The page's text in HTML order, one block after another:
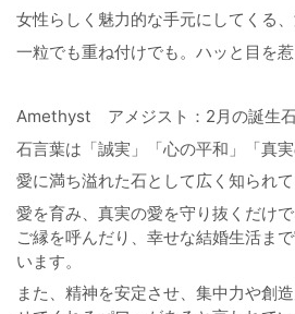
女性らしく魅力的な手元にしてくる、
一粒でも重ね付けでも。ハッと目を惹
Amethyst アメジスト：2月の誕生
石言葉は「誠実」「心の平和」「真実
愛に満ち溢れた石として広く知られて
愛を育み、真実の愛を守り抜くだけ
ご縁を呼んだり、幸せな結婚生活ま
います。
また、精神を安定させ、集中力や創